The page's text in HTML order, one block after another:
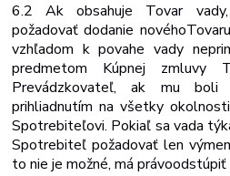
6.2 Ak obsahuje Tovar
požadovať dodanie nového
vzhľadom k povahe vady
predmetom Kúpnej zmluvy
Prevádzkovateľ, ak mu
prihliadnutím na všetky
Spotrebiteľovi. Pokiaľ sa vada
Spotrebiteľ požadovať len
to nie je možné, má právoodstúpiť